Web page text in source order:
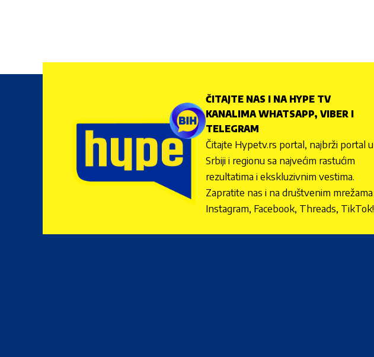
ČITAJTE NAS I NA HYPE TV
KANALIMA WHATSAPP, VIBER I
TELEGRAM
Čitajte Hypetv.rs portal, najbrži portal u
Srbiji i regionu sa najvećim rastućim
rezultatima i ekskluzivnim vestima.
Zapratite nas i na društvenim mrežama
Instagram, Facebook, Threads, TikTok!